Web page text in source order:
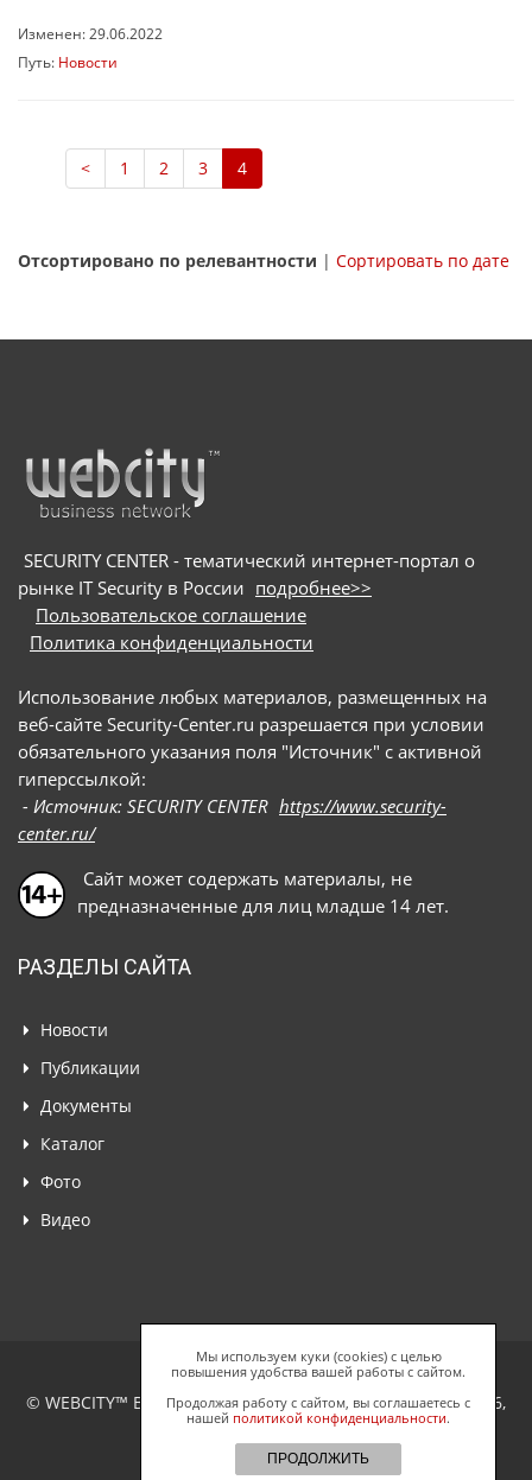
Изменен: 29.06.2022
Путь: Новости
< 1 2 3 4
Отсортировано по релевантности | Сортировать по дате
SECURITY CENTER - тематический интернет-портал о
рынке IT Security в России подробнее>>
Пользовательское соглашение
Политика конфиденциальности
Использование любых материалов, размещенных на
веб-сайте Security-Center.ru разрешается при условии
обязательного указания поля "Источник" с активной
гиперссылкой:
- Источник: SECURITY CENTER https://www.security-
center.ru/
Сайт может содержать материалы, не
предназначенные для лиц младше 14 лет.
РАЗДЕЛЫ САЙТА
Новости
Публикации
Документы
Каталог
Фото
Видео
© WEBCITY™ Business Network, ООО "Спайдерс Веб", 2026,
Все права защищены.
Мы используем куки (cookies) с целью
повышения удобства вашей работы с сайтом.
Продолжая работу с сайтом, вы соглашаетесь с
нашей политикой конфиденциальности.
ПРОДОЛЖИТЬ